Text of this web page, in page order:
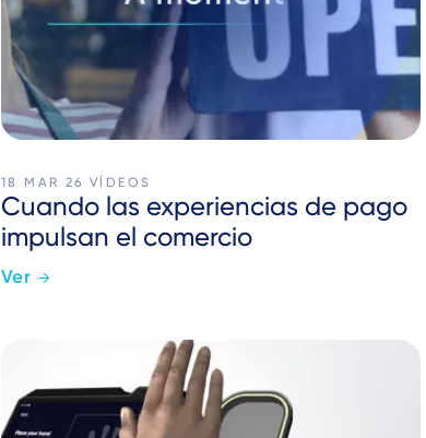
18 MAR 26 VÍDEOS
Cuando las experiencias de pago
impulsan el comercio
Ver